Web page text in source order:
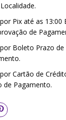
Pix até as 13:00
de
Boleto Prazo de
Cartão de
de Pagamento.